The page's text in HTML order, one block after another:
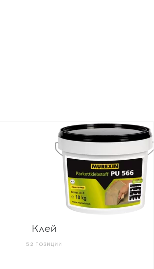
Клей
52 ПОЗИЦИИ